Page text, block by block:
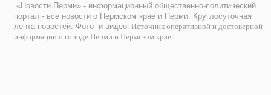
«Новости Перми» - информационный общественно-политический
портал - все новости о Пермском крае и Перми. Круглосуточная
лента новостей. Фото- и видео. Источник оперативной и достоверной
информации о городе Перми и Пермском крае.